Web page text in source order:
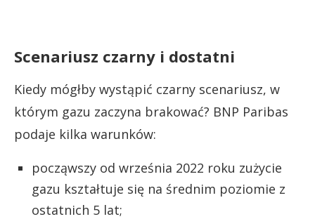
Scenariusz czarny i dostatni
Kiedy mógłby wystąpić czarny scenariusz, w
którym gazu zaczyna brakować? BNP Paribas
podaje kilka warunków:
począwszy od września 2022 roku zużycie
gazu kształtuje się na średnim poziomie z
ostatnich 5 lat;